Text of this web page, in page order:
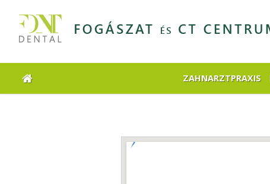
ZAHNARZTPRAXIS